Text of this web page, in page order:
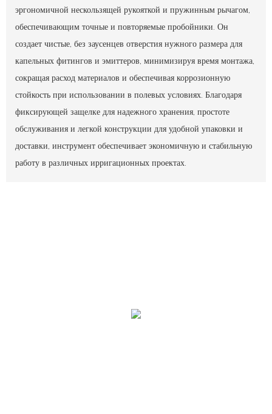
эргономичной нескользящей рукояткой и пружинным рычагом,
обеспечивающим точные и повторяемые пробойники. Он
создает чистые, без заусенцев отверстия нужного размера для
капельных фитингов и эмиттеров, минимизируя время монтажа,
сокращая расход материалов и обеспечивая коррозионную
стойкость при использовании в полевых условиях. Благодаря
фиксирующей защелке для надежного хранения, простоте
обслуживания и легкой конструкции для удобной упаковки и
доставки, инструмент обеспечивает экономичную и стабильную
работу в различных ирригационных проектах.